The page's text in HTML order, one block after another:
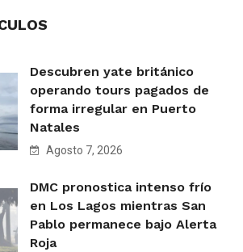
Descubren yate británico
operando tours pagados de
forma irregular en Puerto
Natales
Agosto 7, 2026
DMC pronostica intenso frío
en Los Lagos mientras San
Pablo permanece bajo Alerta
Roja